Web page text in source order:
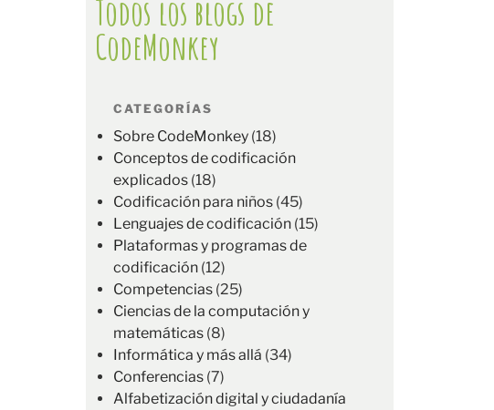
Todos los blogs de
CodeMonkey
CATEGORÍAS
Sobre CodeMonkey (18)
Conceptos de codificación
explicados (18)
Codificación para niños (45)
Lenguajes de codificación (15)
Plataformas y programas de
codificación (12)
Competencias (25)
Ciencias de la computación y
matemáticas (8)
Informática y más allá (34)
Conferencias (7)
Alfabetización digital y ciudadanía